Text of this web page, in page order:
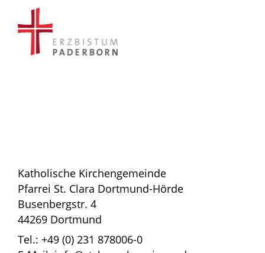
Katholische Kirchengemeinde
Pfarrei St. Clara Dortmund-Hörde
Busenbergstr. 4
44269 Dortmund
Tel.: +49 (0) 231 878006-0